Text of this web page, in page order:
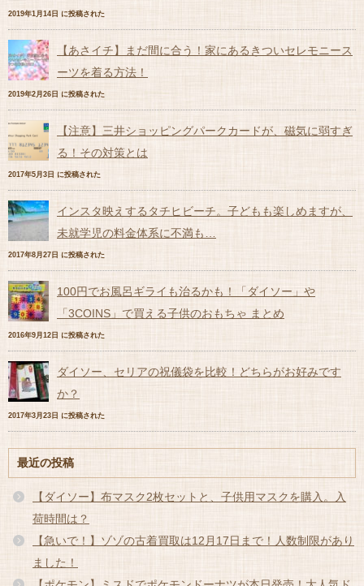
2019年1月14日 に投稿された
【あさイチ】まだ間に合う！家にあるきついセレモニース
ーツを着る方法！
2019年2月26日 に投稿された
【注意】三井ショッピングパークカードが、磁気に弱すぎ
る！その対策とは
2017年5月3日 に投稿された
インスタ映えするタチヒビーチ。子どもも楽しめますが、
未就学児の料金体系に不満も…
2017年8月27日 に投稿された
100円でお風呂ギライも治るかも！「ダイソー」や
「3COINS」で買える子供のおもちゃ まとめ
2016年9月12日 に投稿された
ダイソー、セリアの祝儀袋を比較！どちらがお好みです
か？
2017年3月23日 に投稿された
最近の投稿
【ダイソー】布マスク2枚セットと、子供用マスクを購入。入
荷時間は？
【急いで！】ゾゾの古着買取は12月17日まで！人数制限があり
ました！